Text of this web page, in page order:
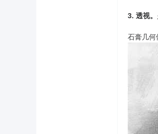
3. 透视。
石膏几何